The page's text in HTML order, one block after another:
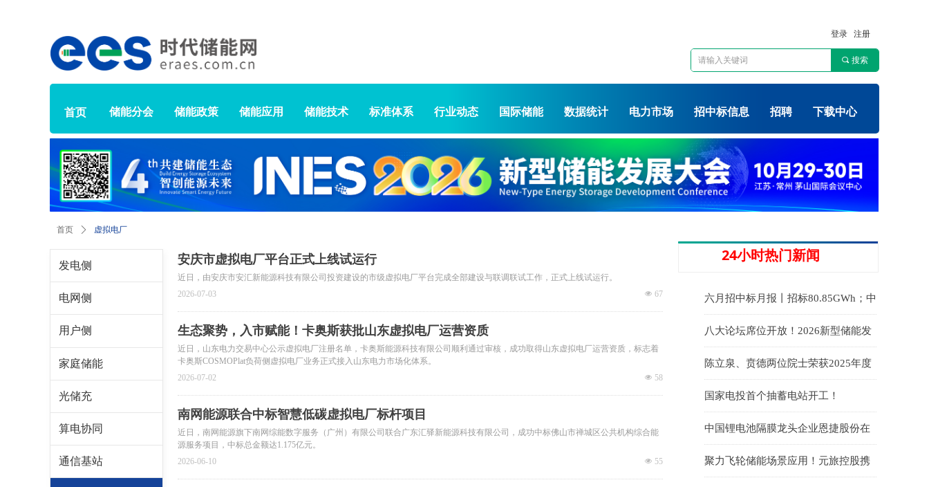
끠 搜索
登录 注册
储能分会 储能政策 储能应用 储能技术 标准体系 行业动态 国际储能 数据统计 电力市场 招中标信息 招聘 下载中心
首页
安庆市虚拟电厂平台正式上线试运行
近日，由安庆市安汇新能源科技有限公司投资建设的市级虚拟电厂平台完成全部建设与联调联试工作，正式上线试运行。
넶 67
2026-07-03
生态聚势，入市赋能！卡奥斯获批山东虚拟电厂运营资质
近日，山东电力交易中心公示虚拟电厂注册名单，卡奥斯能源科技有限公司顺利通过审核，成功取得山东虚拟电厂运营资质，标志着
卡奥斯COSMOPlat负荷侧虚拟电厂业务正式接入山东电力市场化体系。
넶 58
2026-07-02
南网能源联合中标智慧低碳虚拟电厂标杆项目
近日，南网能源旗下南网综能数字服务（广州）有限公司联合广东汇驿新能源科技有限公司，成功中标佛山市禅城区公共机构综合能
源服务项目，中标总金额达1.175亿元。
넶 55
2026-06-10
发电侧
电网侧
用户侧
家庭储能
光储充
算电协同
通信基站
首页 ꄲ 虚拟电厂
六月招中标月报丨招标80.85GWh；中
标34.60GWh、锂电储能EPC中标均价
1.019元/Wh；储能系统0.764元/Wh
八大论坛席位开放！2026新型储能发
展大会(INES2026)演讲嘉宾正式征集
陈立泉、贲德两位院士荣获2025年度
国家最高科学技术奖
国家电投首个抽蓄电站开工！
中国锂电池隔膜龙头企业恩捷股份在
匈牙利被勒令暂停生产
聚力飞轮储能场景应用！元旅控股携
手武汉大全能源开拓台区储能蓝海市
24小时热门新闻